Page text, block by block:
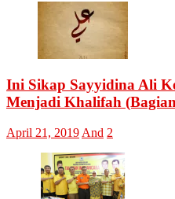
Ini Sikap Sayyidina Ali
Menjadi Khalifah
April 21, 2019 And 2